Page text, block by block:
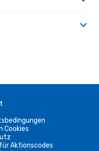
Cookies
Aktionscodes